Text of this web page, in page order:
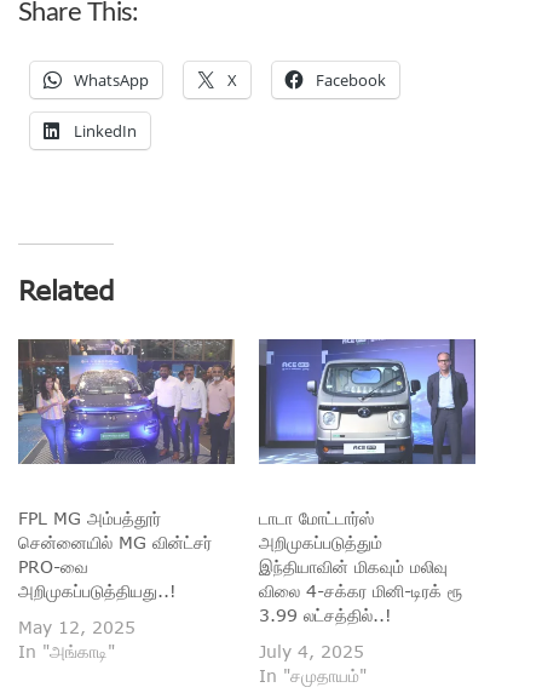
Share This:
WhatsApp X Facebook
LinkedIn
Related
FPL MG அம்பத்தூர்
சென்னையில் MG வின்ட்சர்
PRO-வை
அறிமுகப்படுத்தியது..!
May 12, 2025
In "அங்காடி"
டாடா மோட்டார்ஸ்
அறிமுகப்படுத்தும்
இந்தியாவின் மிகவும் மலிவு
விலை 4-சக்கர மினி-டிரக் ரூ
3.99 லட்சத்தில்..!
July 4, 2025
In "சமுதாயம்"